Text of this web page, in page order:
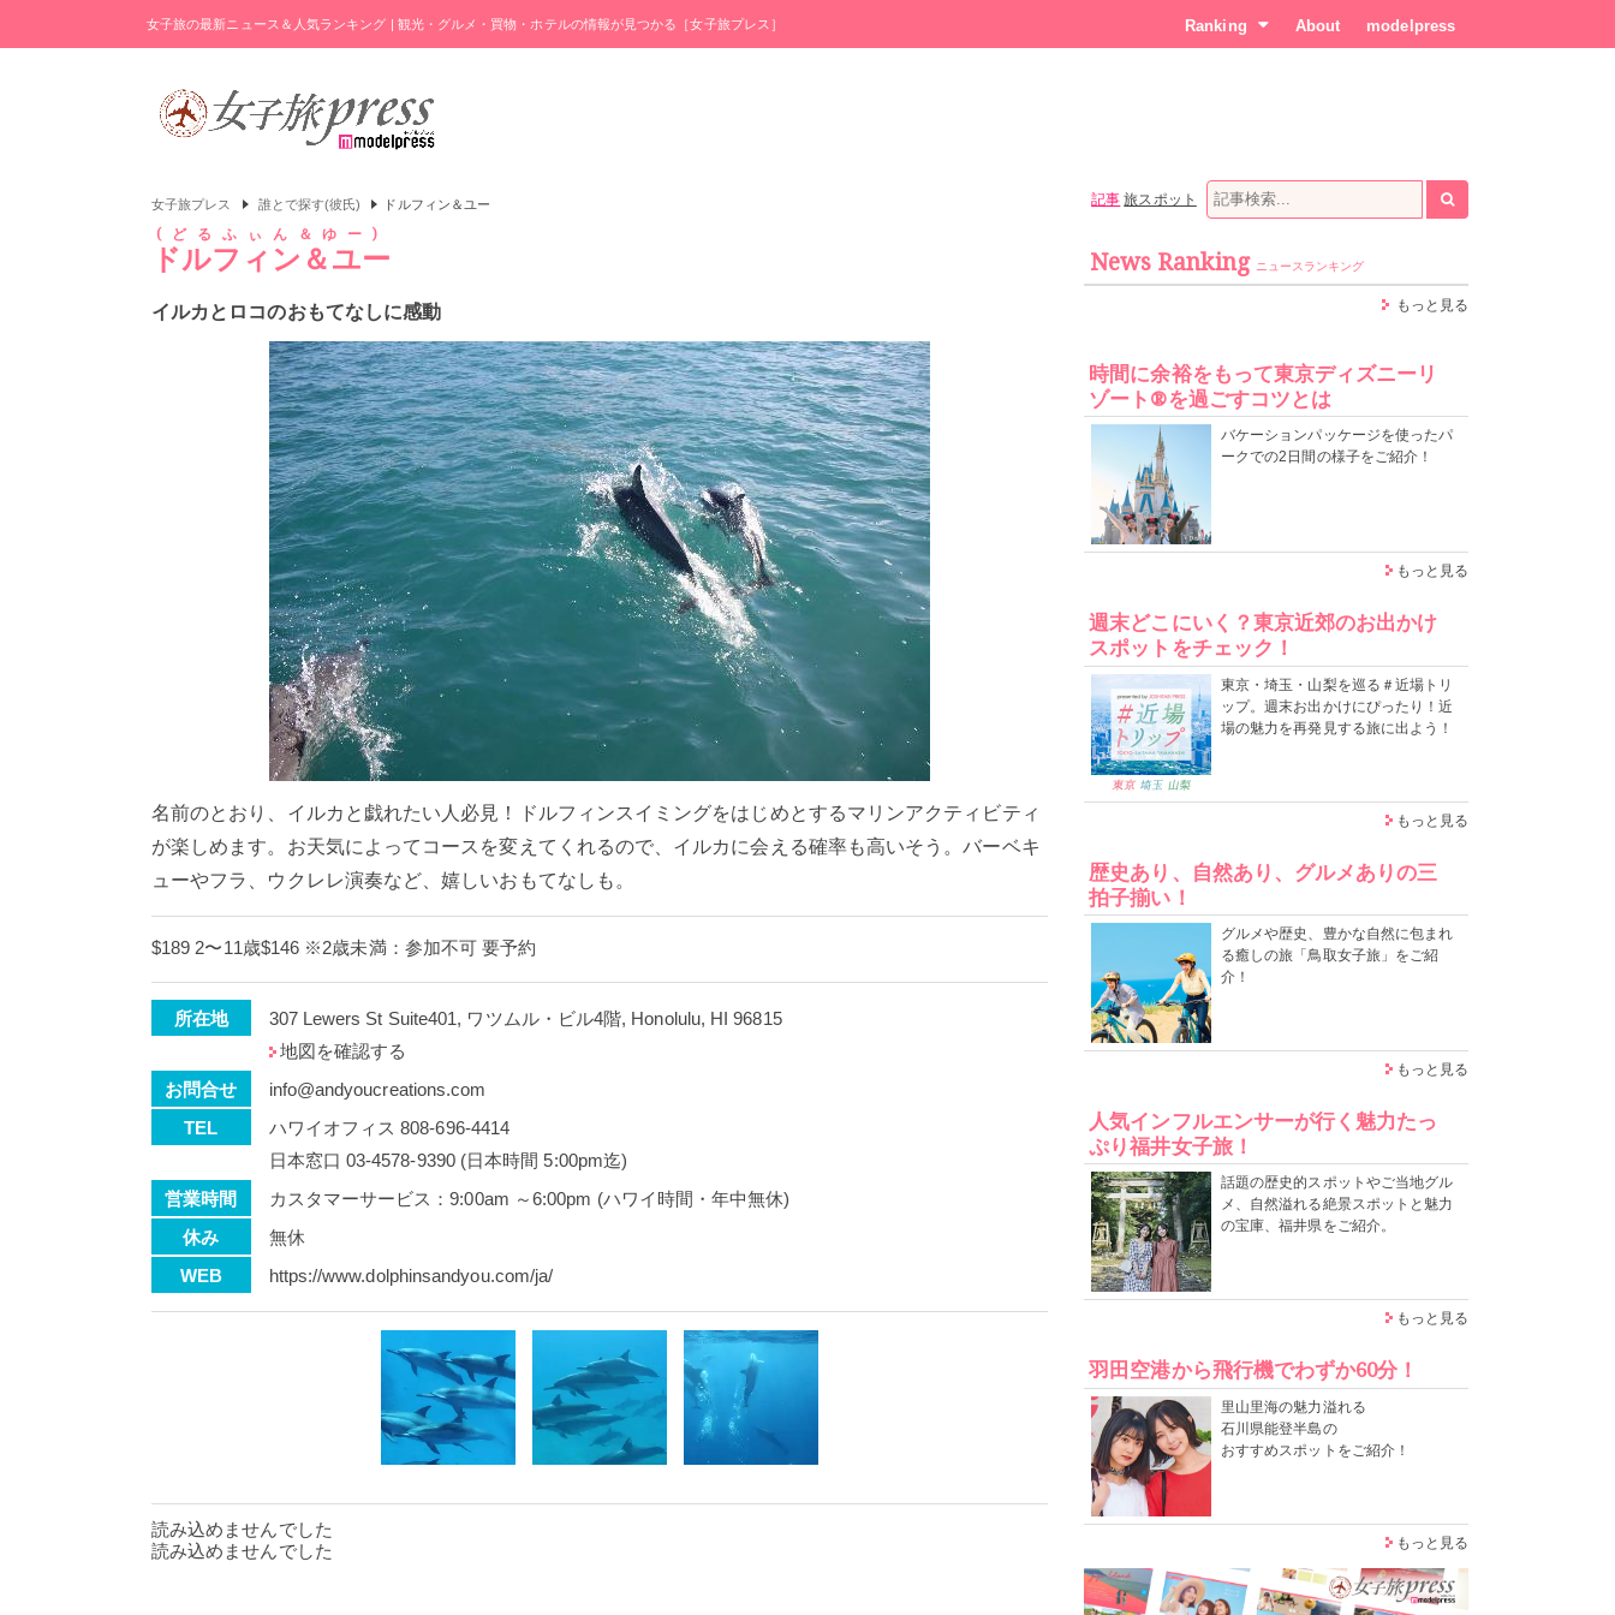
女子旅の最新ニュース＆人気ランキング | 観光・グルメ・買物・ホテルの情報が見つかる［女子旅プレス］ Ranking About modelpress
女子旅プレス 誰とで探す(彼氏) ドルフィン＆ユー
ドルフィン＆ユー
どるふぃん＆ゆー
イルカとロコのおもてなしに感動
名前のとおり、イルカと戯れたい人必見！ドルフィンスイミングをはじめとするマリンアクティビティ
が楽しめます。お天気によってコースを変えてくれるので、イルカに会える確率も高いそう。バーベキ
ューやフラ、ウクレレ演奏など、嬉しいおもてなしも。
$189 2〜11歳$146 ※2歳未満：参加不可 要予約
所在地
307 Lewers St Suite401, ワツムル・ビル4階, Honolulu, HI 96815
地図を確認する
お問合せ
info@andyoucreations.com
TEL
ハワイオフィス 808-696-4414
日本窓口 03-4578-9390 (日本時間 5:00pm迄)
営業時間
カスタマーサービス：9:00am ～6:00pm (ハワイ時間・年中無休)
休み
無休
WEB
https://www.dolphinsandyou.com/ja/
読み込めませんでした
読み込めませんでした
記事 旅スポット
News Ranking ニュースランキング
もっと見る
時間に余裕をもって東京ディズニーリ
ゾート®を過ごすコツとは
バケーションパッケージを使ったパ
ークでの2日間の様子をご紹介！
もっと見る
週末どこにいく？東京近郊のお出かけ
スポットをチェック！
東京・埼玉・山梨を巡る＃近場トリ
ップ。週末お出かけにぴったり！近
場の魅力を再発見する旅に出よう！
もっと見る
歴史あり、自然あり、グルメありの三
拍子揃い！
グルメや歴史、豊かな自然に包まれ
る癒しの旅「鳥取女子旅」をご紹
介！
もっと見る
人気インフルエンサーが行く魅力たっ
ぷり福井女子旅！
話題の歴史的スポットやご当地グル
メ、自然溢れる絶景スポットと魅力
の宝庫、福井県をご紹介。
もっと見る
羽田空港から飛行機でわずか60分！
里山里海の魅力溢れる
石川県能登半島の
おすすめスポットをご紹介！
もっと見る